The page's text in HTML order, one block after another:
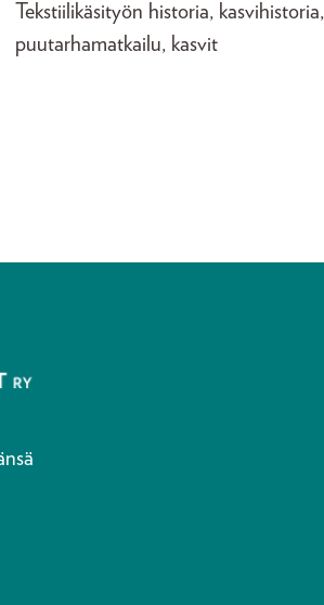
Tekstiilikäsityön historia,
puutarhamatkailu, kasvit